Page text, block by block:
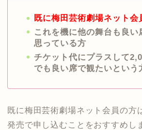
既に梅田芸術劇場ネット会
これを機に他の舞台も良い
思っている方
チケット代にプラスして
でも良い席で観たいという
既に梅田芸術劇場ネット会員の方
発売で申し込むことをおすすめし